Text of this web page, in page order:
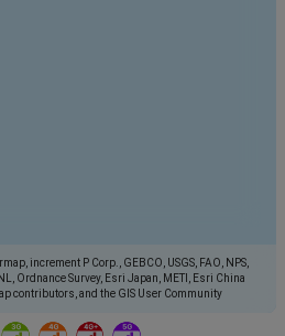
increment P Corp., GEBCO, USGS, FAO, NPS,
Ordnance Survey, Esri Japan, METI, Esri China
contributors, and the GIS User Community